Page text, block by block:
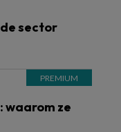
sector
waarom ze